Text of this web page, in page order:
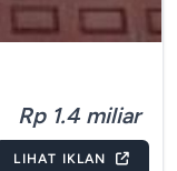
Rp 1.4 miliar
LIHAT IKLAN